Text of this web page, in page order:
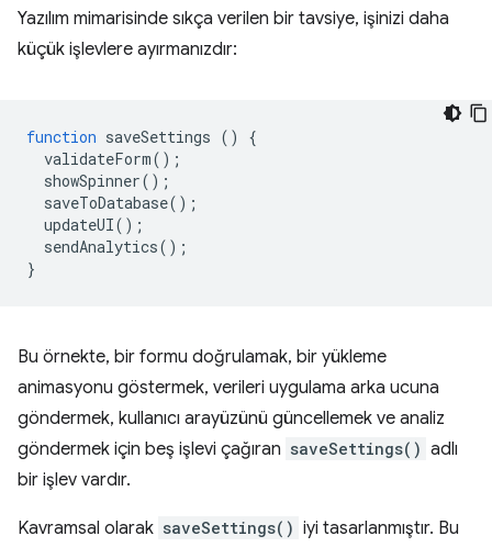
Yazılım mimarisinde sıkça verilen bir tavsiye, işinizi daha
küçük işlevlere ayırmanızdır:
function saveSettings ()
{
validateForm();
showSpinner();
saveToDatabase();
updateUI();
sendAnalytics();
}
Bu örnekte, bir formu doğrulamak, bir yükleme
animasyonu göstermek, verileri uygulama arka ucuna
göndermek, kullanıcı arayüzünü güncellemek ve analiz
göndermek için beş işlevi çağıran saveSettings() adlı
bir işlev vardır.
Kavramsal olarak saveSettings() iyi tasarlanmıştır. Bu